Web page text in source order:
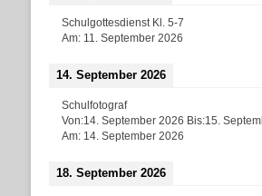
Schulgottesdienst Kl. 5-7
Am: 11. September 2026
14. September 2026
Schulfotograf
Von:14. September 2026 Bis:15.
Am: 14. September 2026
18. September 2026